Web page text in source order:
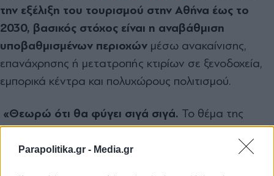
Parapolitika.gr - Media.gr
την εξέλιξη του τουρισμού στην Αθήνα έως το
2030, βασικός στόχος είναι η αναβάθμιση
υποβαθμισμένων περιοχών μέσω ανακαίνισης,
επανάχρησης ή μετατροπής κτιρίων σε ξενοδοχεία,
εμπορικά κέντρα και πολυχώρους πολιτισμού.
«Θεωρώ ότι θα φύγει σιγά σιγά. Το θέμα της
ασφάλειας παραμένει πάγιο αίτημα του κλάδου μας,
όποιες αλλαγές γίνονται να είναι με γνώμονα την